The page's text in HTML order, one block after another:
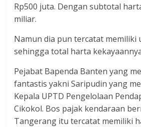
Rp500 juta. Dengan subtotal
miliar.
Namun dia pun tercatat memiliki
sehingga total harta
Pejabat Bapenda Banten yang
fantastis yakni Saripudin yang
Kepala UPTD Pengelolaan
Cikokol. Bos pajak kendaraan
Tangerang itu tercatat memiliki